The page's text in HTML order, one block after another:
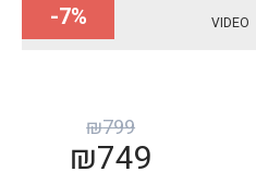
7%-
₪799
₪749